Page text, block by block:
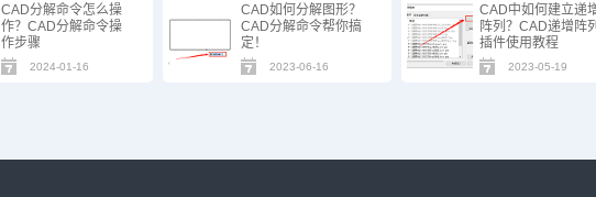
CAD分解命令怎么操
作？CAD分解命令操
作步骤
2024-01-16
CAD如何分解图形？
CAD分解命令帮你搞
定！
2023-06-16
CAD中如何建立递
阵列？CAD递增阵列
插件使用教程
2023-05-19